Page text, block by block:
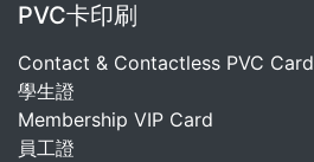
PVC卡印刷
Contact & Contactless PVC Card
學生證
Membership VIP Card
員工證